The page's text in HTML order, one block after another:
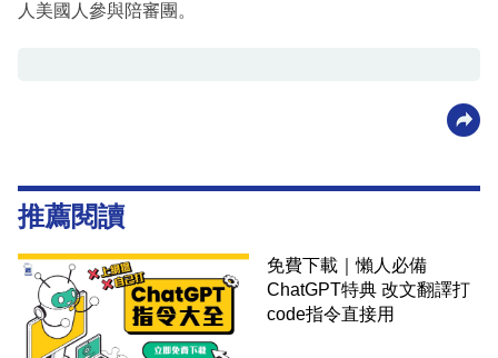
人美國人參與陪審團。
推薦閱讀
免費下載｜懶人必備
ChatGPT特典 改文翻譯打
code指令直接用